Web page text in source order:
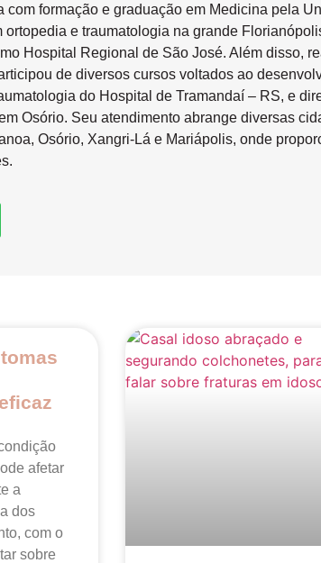
com formação e graduação em Medicina pela
e traumatologia na grande
Hospital Regional de São José. Além disso,
de diversos cursos voltados ao
do Hospital de Tramandaí – RS, e
Osório. Seu atendimento abrange diversas
Osório, Xangri-Lá e Mariápolis, onde
afetar
a
dos
com o
sobre